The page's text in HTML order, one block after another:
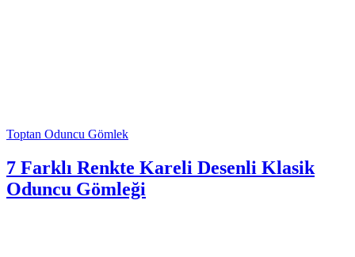
Toptan Oduncu Gömlek
7 Farklı Renkte Kareli Desenli Klasik
Oduncu Gömleği